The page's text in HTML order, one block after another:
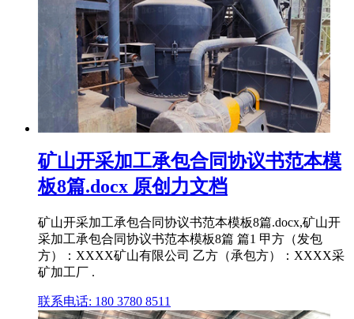
矿山开采加工承包合同协议书范本模
板8篇.docx 原创力文档
矿山开采加工承包合同协议书范本模板8篇.docx,矿山开
采加工承包合同协议书范本模板8篇 篇1 甲方（发包
方）：XXXX矿山有限公司 乙方（承包方）：XXXX采
矿加工厂 .
联系电话: 180 3780 8511